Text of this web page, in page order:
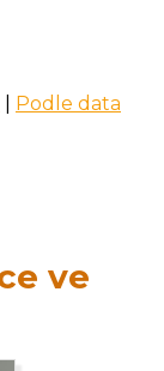
Podle data
ve